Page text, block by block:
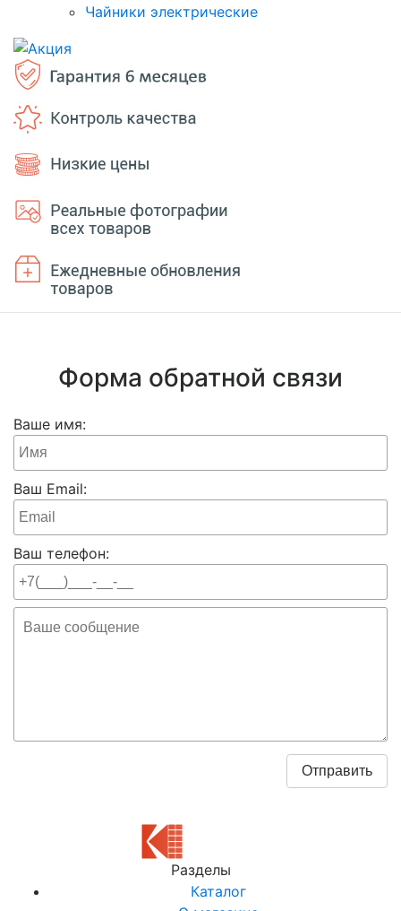
Чайники электрические
Форма обратной связи
Ваше имя:
Ваш Email:
Ваш телефон:
Разделы
Каталог